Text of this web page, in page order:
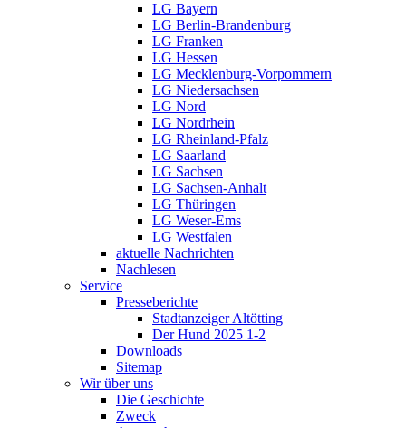
LG Bayern
LG Berlin-Brandenburg
LG Franken
LG Hessen
LG Mecklenburg-Vorpommern
LG Niedersachsen
LG Nord
LG Nordrhein
LG Rheinland-Pfalz
LG Saarland
LG Sachsen
LG Sachsen-Anhalt
LG Thüringen
LG Weser-Ems
LG Westfalen
aktuelle Nachrichten
Nachlesen
Service
Presseberichte
Stadtanzeiger Altötting
Der Hund 2025 1-2
Downloads
Sitemap
Wir über uns
Die Geschichte
Zweck